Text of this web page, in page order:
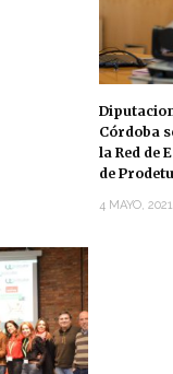
Córdoba
la Red de
de
4 MAYO, 2021